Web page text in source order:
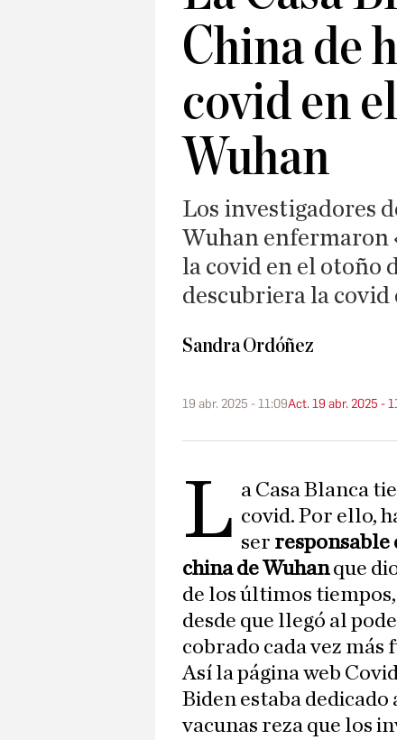
China de
covid en
Wuhan
Los investigadores
Wuhan enfermaron
la covid en el otoño
descubriera la covid
Sandra Ordóñez
19 abr. 2025 - 11:09Act. 19 abr. 2025 -
L a Casa Blanca
covid. Por ello,
ser responsable
china de Wuhanque
de los últimos
desde que llegó al
cobrado cada vez más
Así la página web
Biden estaba
vacunas reza que los